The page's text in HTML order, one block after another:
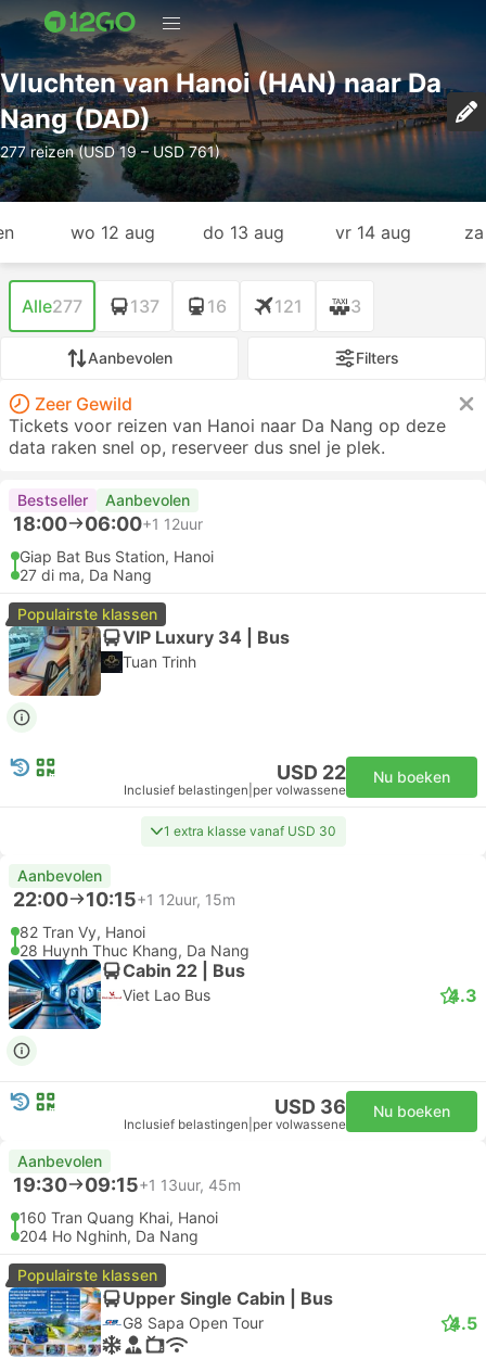
Vluchten van Hanoi (HAN) naar Da
Nang (DAD)
277 reizen (USD 19 – USD 761)
wo 12 aug do 13 aug vr 14 aug
Alle277 137 16 121 3
Aanbevolen Filters
Zeer Gewild
Tickets voor reizen van Hanoi naar Da Nang op deze
data raken snel op, reserveer dus snel je plek.
Bestseller Aanbevolen
18:00 06:00+1 12uur
Giap Bat Bus Station, Hanoi
27 di ma, Da Nang
Populairste klassen
VIP Luxury 34 | Bus
Tuan Trinh
USD 22
Inclusief belastingen per volwassene
Nu boeken
1 extra klasse vanaf USD 30
Aanbevolen
22:00 10:15+1 12uur, 15m
82 Tran Vy, Hanoi
28 Huynh Thuc Khang, Da Nang
Cabin 22 | Bus
Viet Lao Bus 4.3
USD 36
Inclusief belastingen per volwassene
Nu boeken
Aanbevolen
19:30 09:15+1 13uur, 45m
160 Tran Quang Khai, Hanoi
204 Ho Nghinh, Da Nang
Populairste klassen
Upper Single Cabin | Bus
G8 Sapa Open Tour 4.5